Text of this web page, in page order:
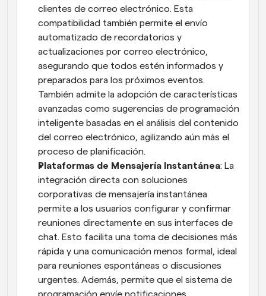
clientes de correo electrónico. Esta
compatibilidad también permite el envío
automatizado de recordatorios y
actualizaciones por correo electrónico,
asegurando que todos estén informados y
preparados para los próximos eventos.
También admite la adopción de características
avanzadas como sugerencias de programación
inteligente basadas en el análisis del contenido
del correo electrónico, agilizando aún más el
proceso de planificación.
Plataformas de Mensajería Instantánea: La
integración directa con soluciones
corporativas de mensajería instantánea
permite a los usuarios configurar y confirmar
reuniones directamente en sus interfaces de
chat. Esto facilita una toma de decisiones más
rápida y una comunicación menos formal, ideal
para reuniones espontáneas o discusiones
urgentes. Además, permite que el sistema de